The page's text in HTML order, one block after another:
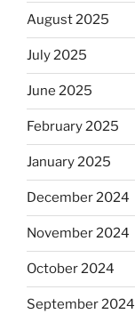
August 2025
July 2025
June 2025
February 2025
January 2025
December 2024
November 2024
October 2024
September 2024